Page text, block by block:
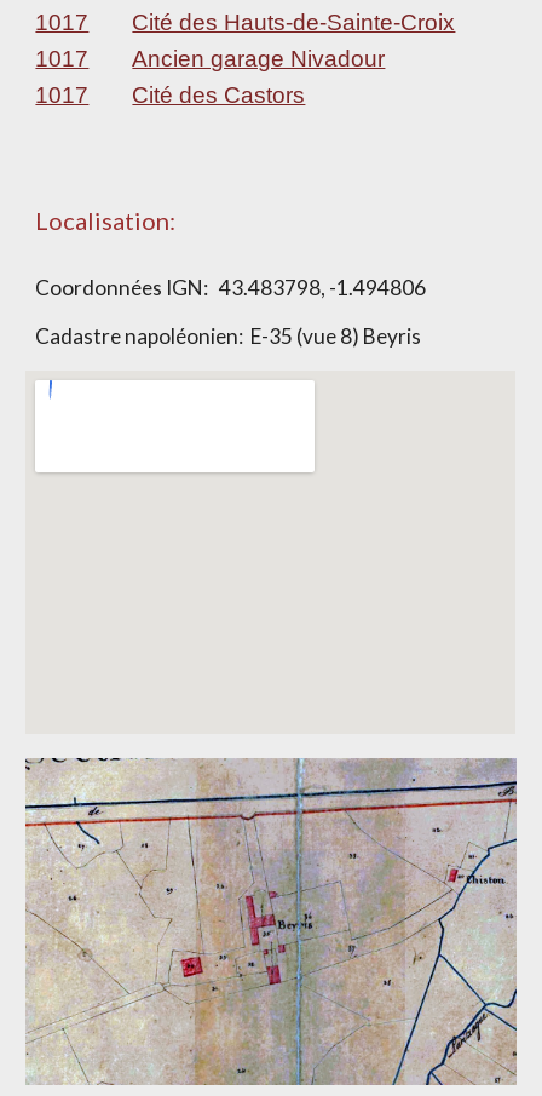
1017
Cité des Hauts-de-Sainte-Croix
1017
Ancien garage Nivadour
1017
Cité des Castors
Localisation:
Coordonnées IGN:43.483798, -1.494806
Cadastre napoléonien: E-35 (vue 8) Beyris